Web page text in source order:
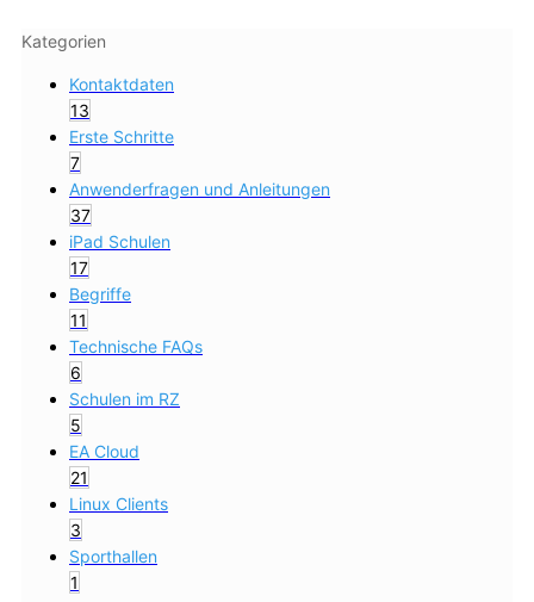
Kategorien
Kontaktdaten
13
Erste Schritte
7
Anwenderfragen und Anleitungen
37
iPad Schulen
17
Begriffe
11
Technische FAQs
6
Schulen im RZ
5
EA Cloud
21
Linux Clients
3
Sporthallen
1